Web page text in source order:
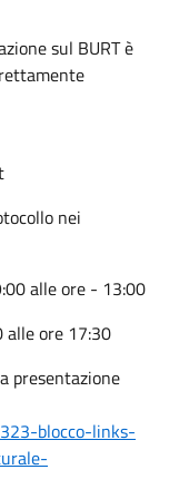
sul BURT è
nei
alle ore - 13:00
alle ore 17:30
presentazione
blocco-links-